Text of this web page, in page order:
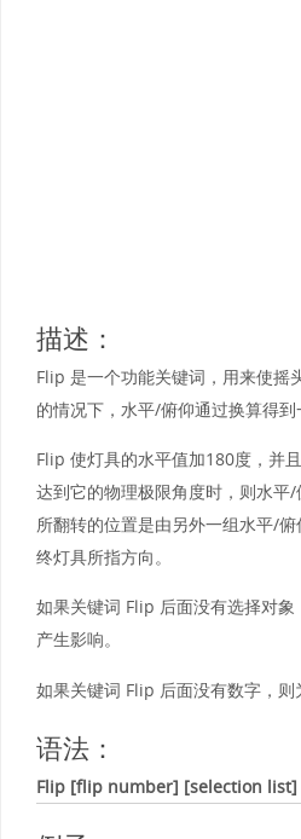
描述：
Flip 是一个功能关键词，用来使摇
的情况下，水平/俯仰通过换算得到
Flip 使灯具的水平值加180度，并
达到它的物理极限角度时，则水平
所翻转的位置是由另外一组水平/
终灯具所指方向。
如果关键词 Flip 后面没有选择对
产生影响。
如果关键词 Flip 后面没有数字，则
语法：
Flip [flip number] [selection list]